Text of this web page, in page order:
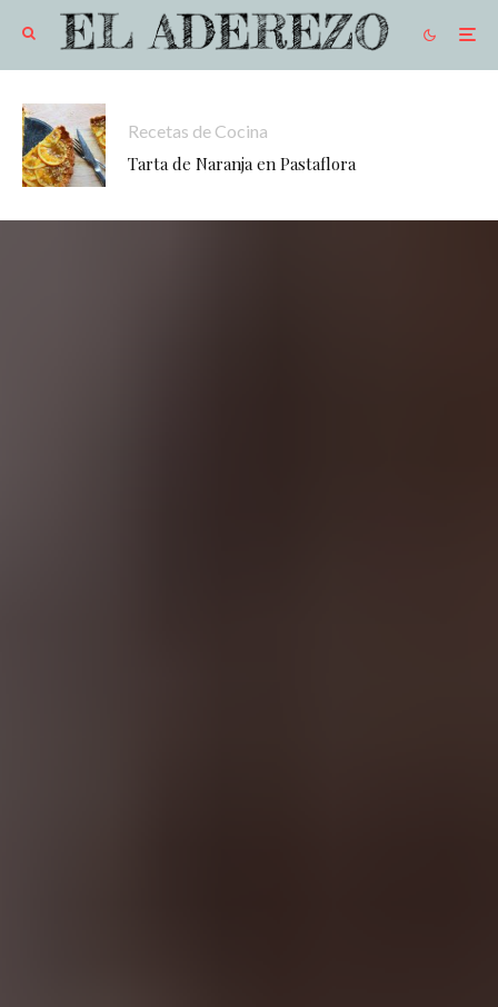
Recetas de Cocina
Tarta de Naranja en Pastaflora